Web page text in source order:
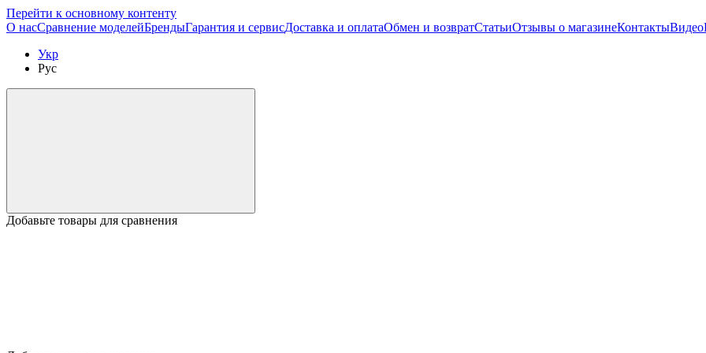
Перейти к основному контенту
О насСравнение моделейБрендыГарантия и сервисДоставка и оплатаОбмен и возвратСтатьиОтзывы о магазинеКонтактыВидео
Укр
Рус
Добавьте товары для сравнения